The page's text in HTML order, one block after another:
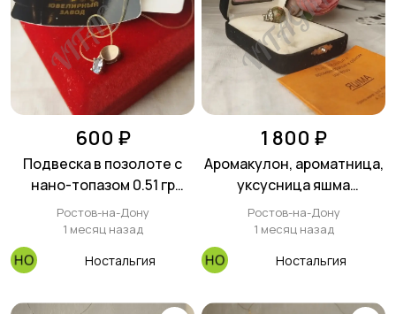
600 ₽
Подвеска в позолоте с
нано-топазом 0.51 гр
новая с биркой
Ростов-на-Дону
1 месяц назад
Ностальгия
1 800 ₽
Аромакулон, ароматница,
уксусница яшма
винтажный новый
Ростов-на-Дону
1 месяц назад
Ностальгия